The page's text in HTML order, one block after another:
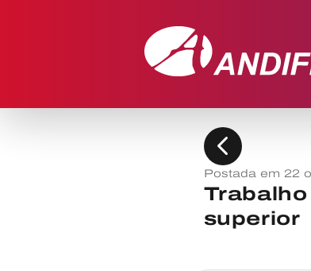
chevron_left
Postada em 22
superior